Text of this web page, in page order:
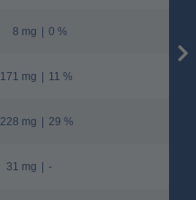
8 mg | 0 %
171 mg | 11 %
228 mg | 29 %
31 mg | -